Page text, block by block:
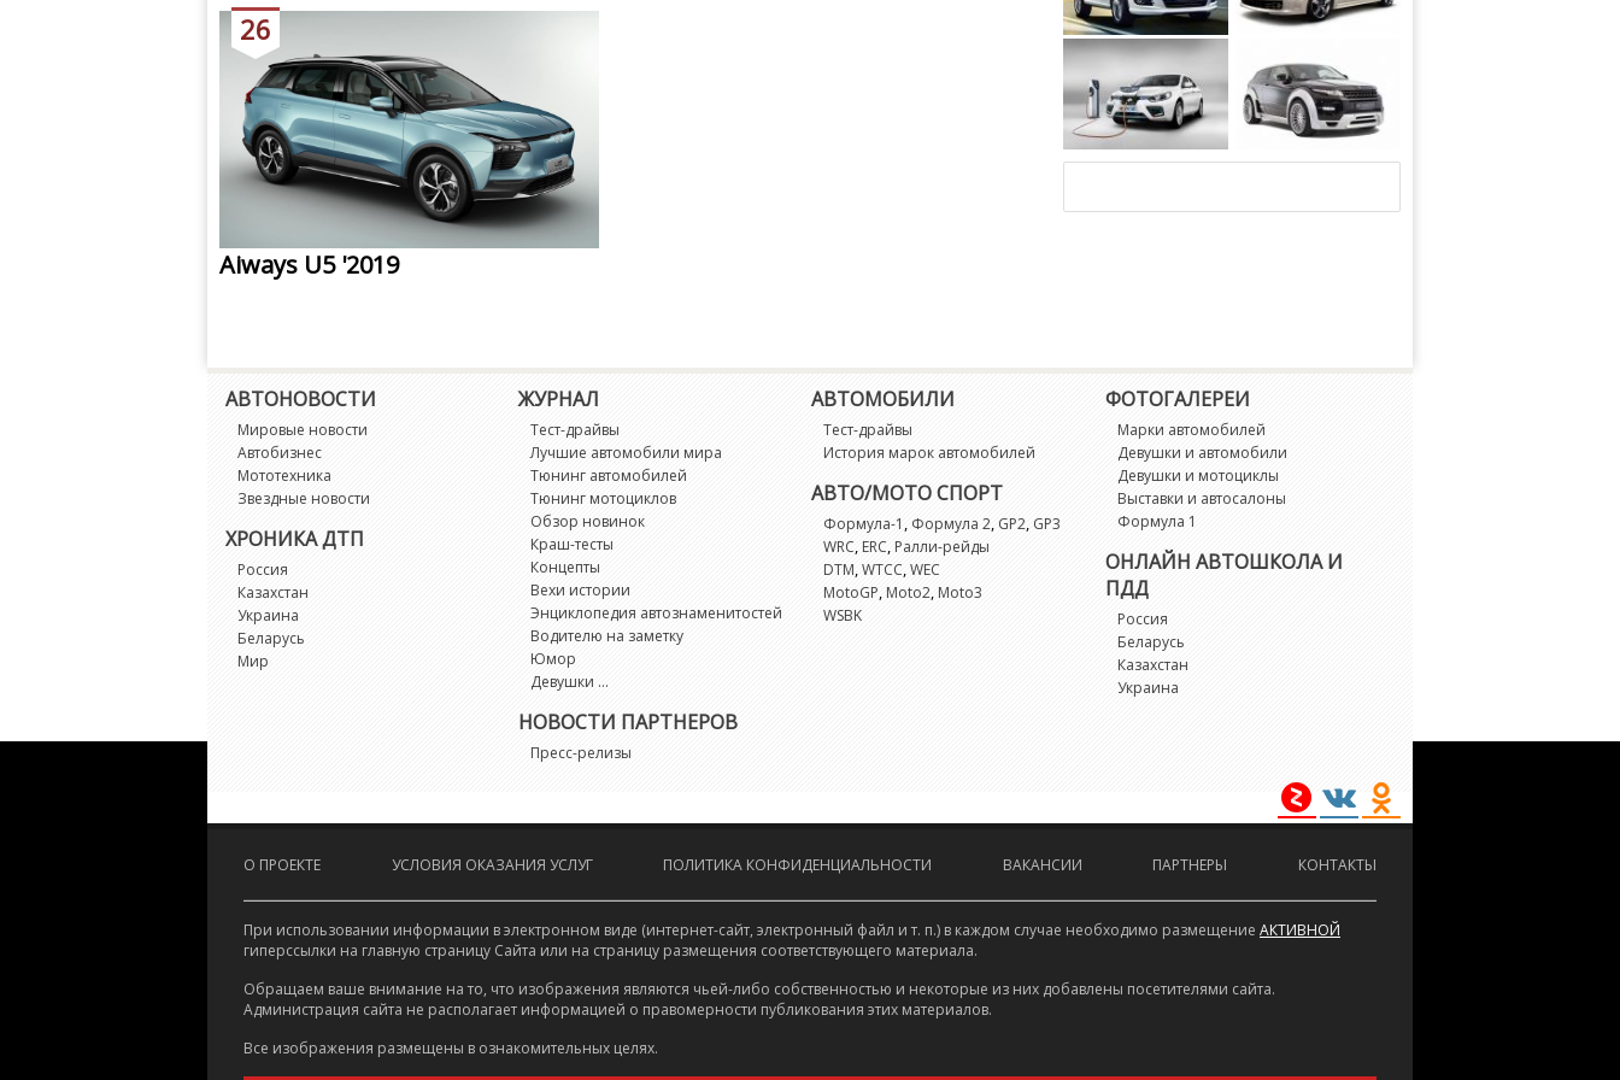
Aiways U5 '2019
26
АВТОНОВОСТИ
Мировые новости
Автобизнес
Мототехника
Звездные новости
ХРОНИКА ДТП
Россия
Казахстан
Украина
Беларусь
Мир
ЖУРНАЛ
Тест-драйвы
Лучшие автомобили мира
Тюнинг автомобилей
Тюнинг мотоциклов
Обзор новинок
Краш-тесты
Концепты
Вехи истории
Энциклопедия автознаменитостей
Водителю на заметку
Юмор
Девушки ...
НОВОСТИ ПАРТНЕРОВ
Пресс-релизы
АВТОМОБИЛИ
Тест-драйвы
История марок автомобилей
АВТО/МОТО СПОРТ
Формула-1 , Формула 2, GP2, GP3
WRC,ERC,Ралли-рейды
DTM,WTCC,WEC
MotoGP,Moto2,Moto3
WSBK
ФОТОГАЛЕРЕИ
Марки автомобилей
Девушки и автомобили
Девушки и мотоциклы
Выставки и автосалоны
Формула 1
ОНЛАЙН АВТОШКОЛА И
ПДД
Россия
Беларусь
Казахстан
Украина
О ПРОЕКТЕ УСЛОВИЯ ОКАЗАНИЯ УСЛУГ ПОЛИТИКА КОНФИДЕНЦИАЛЬНОСТИ ВАКАНСИИ ПАРТНЕРЫ КОНТАКТЫ
При использовании информации в электронном виде (интернет-сайт, электронный файл и т. п.) в каждом случае необходимо размещение АКТИВНОЙ
гиперссылки на главную страницу Сайта или на страницу размещения соответствующего материала.
Обращаем ваше внимание на то, что изображения являются чьей-либо собственностью и некоторые из них добавлены посетителями сайта.
Администрация сайта не располагает информацией о правомерности публикования этих материалов.
Все изображения размещены в ознакомительных целях.